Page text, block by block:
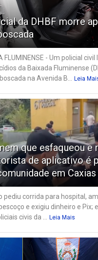
da DHBF morre
FLUMINENSE - Um policial
da Baixada Fluminense
na Avenida B...
Leia
que esfaqueou e
de aplicativo é
em Caxias
pediu corrida para hospital,
e exigiu dinheiro e Pix;
civis da ...
Leia Mais